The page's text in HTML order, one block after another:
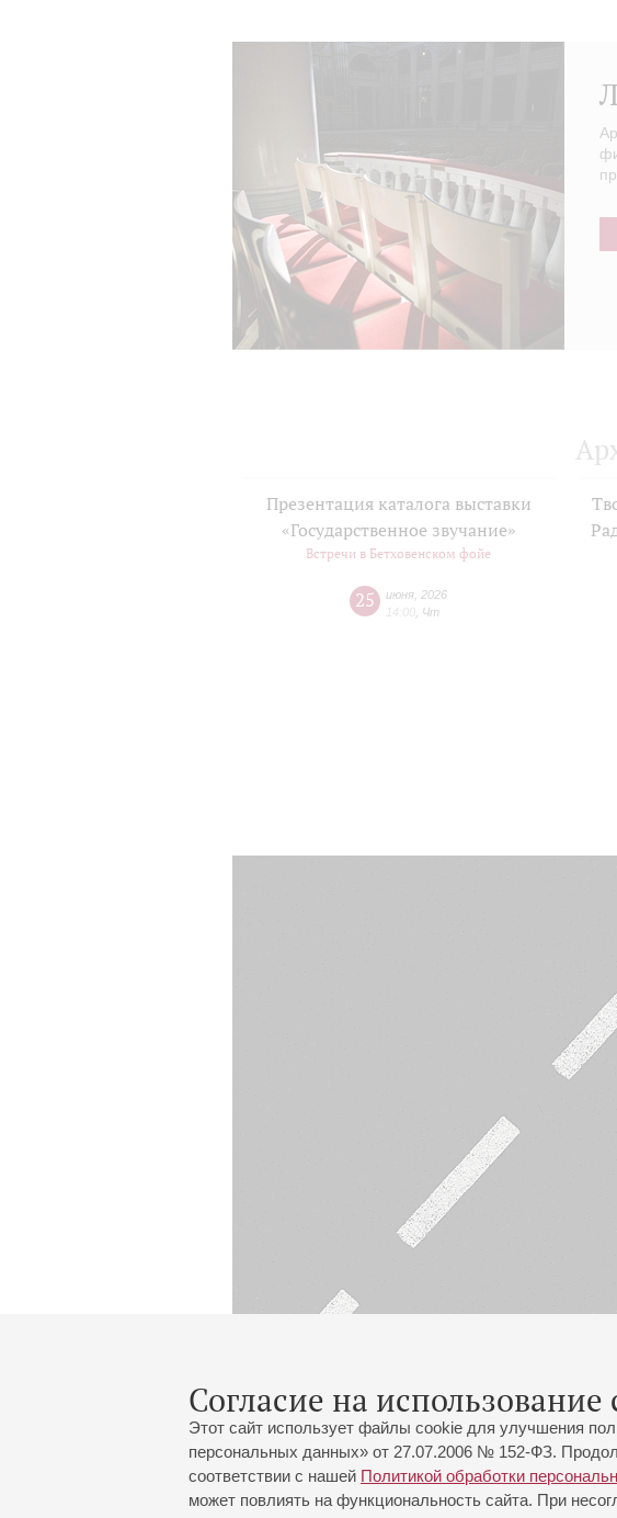
Согласие на использование
Этот сайт использует файлы cookie для улучшения
персональных данных» от 27.07.2006 № 152-ФЗ.
соответствии с нашей Политикой обработки
может повлиять на функциональность сайта. При
Презентация каталога выставки
«Государственное звучание»
Встречи в Бетховенском фойе
25 июня 2026
14:00 Чт
Большой зал:
191186, Санкт-Петербург, Михайловская ул., 2